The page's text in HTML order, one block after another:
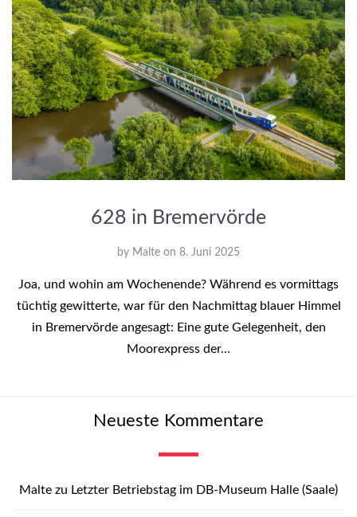
628 in Bremervörde
by Malte on 8. Juni 2025
Joa, und wohin am Wochenende? Während es vormittags
tüchtig gewitterte, war für den Nachmittag blauer Himmel
in Bremervörde angesagt: Eine gute Gelegenheit, den
Moorexpress der…
Neueste Kommentare
Malte zu Letzter Betriebstag im DB-Museum Halle (Saale)